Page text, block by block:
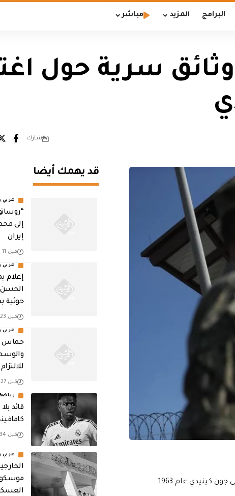
البرامج المزيد مباشر
سرية حول
شارك
كينيدي عام 1963.
قد يهمك أيضا
عربي
إلى
إيران
قبل 11 دقيقة
عربي
إعلام
الحسن
حوثية
قبل 23 دقيقة
عربي
حماس
قبل 27 دقيقة
قائد
قبل 34 دقيقة
عربي
موسكو